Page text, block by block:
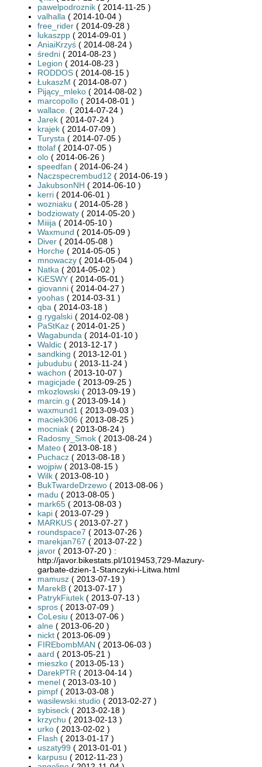
pawelpodroznik ( 2014-11-25 )
valhalla ( 2014-10-04 )
free_rider ( 2014-09-28 )
lukaszpp ( 2014-09-01 )
AniaiKrzyś ( 2014-08-24 )
średni ( 2014-08-23 )
Legion ( 2014-08-23 )
RODDOS ( 2014-08-15 )
ŁukaszM ( 2014-08-07 )
Pijący_mleko ( 2014-08-02 )
marcopollo ( 2014-08-01 )
wallace. ( 2014-07-24 )
Jarek ( 2014-07-24 )
krajek ( 2014-07-09 )
Turysta ( 2014-07-05 )
ttolaf ( 2014-07-05 )
olo ( 2014-06-26 )
speedfan ( 2014-06-24 )
Naczspecrembud12 ( 2014-06-19 )
JakubsonNH ( 2014-06-10 )
kerri ( 2014-06-01 )
wozniaku ( 2014-05-28 )
bodziowaty ( 2014-05-20 )
Miiija ( 2014-05-10 )
Waxmund ( 2014-05-09 )
Diver ( 2014-05-08 )
Horche ( 2014-05-05 )
mnowaczy ( 2014-05-04 )
Natka ( 2014-05-02 )
KiESWY ( 2014-05-01 )
giovanni ( 2014-04-27 )
yoohas ( 2014-03-31 )
qba ( 2014-03-18 )
g.rygalski ( 2014-02-08 )
PaStKaz ( 2014-01-25 )
Wagabunda ( 2014-01-10 )
Waldic ( 2013-12-17 )
sandking ( 2013-12-01 )
jubudubu ( 2013-11-24 )
wachon ( 2013-10-07 )
magicjade ( 2013-09-25 )
mkozlowski ( 2013-09-19 )
marcin.g ( 2013-09-14 )
waxmund1 ( 2013-09-03 )
maciek306 ( 2013-08-25 )
mocniak ( 2013-08-24 )
Radosny_Smok ( 2013-08-24 )
Mateo ( 2013-08-18 )
Puchacz ( 2013-08-18 )
wojpiw ( 2013-08-15 )
Wilk ( 2013-08-10 )
BukTwardeDrzewo ( 2013-08-06 )
madu ( 2013-08-05 )
mark65 ( 2013-08-03 )
kapi ( 2013-07-29 )
MARKUS ( 2013-07-27 )
roundspace7 ( 2013-07-26 )
marekjan767 ( 2013-07-22 )
javor ( 2013-07-20 ) :
http://javor.bikestats.pl/1019453,729-Mazury-
garbate-dzien-1-Stanczyki-i-Litwa.html
mamusz ( 2013-07-19 )
MarekB ( 2013-07-17 )
PatrykFiutek ( 2013-07-13 )
spros ( 2013-07-09 )
CoLesiu ( 2013-07-06 )
alne ( 2013-06-20 )
nickt ( 2013-06-09 )
FIREbombMAN ( 2013-06-03 )
aard ( 2013-05-21 )
mieszko ( 2013-05-13 )
DarekPTR ( 2013-04-14 )
menel ( 2013-03-10 )
pimpf ( 2013-03-08 )
wasilewski.studio ( 2013-02-27 )
sybiseck ( 2013-02-18 )
krzychu ( 2013-02-13 )
urko ( 2013-02-02 )
Flash ( 2013-01-17 )
uszaty99 ( 2013-01-01 )
karpusu ( 2012-11-23 )